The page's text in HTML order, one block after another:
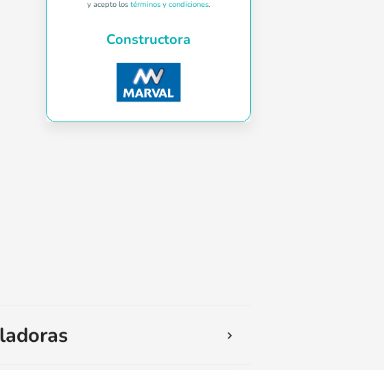
y acepto los términos y condiciones.
Constructora